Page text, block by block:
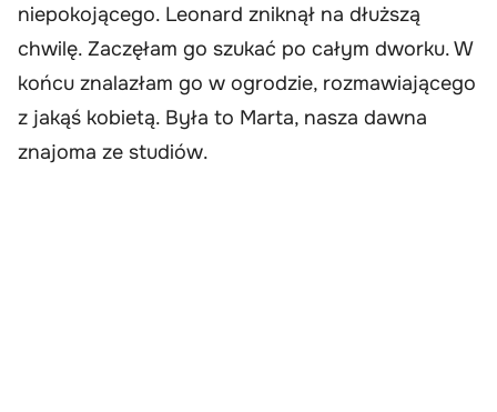
niepokojącego. Leonard zniknął na dłuższą
chwilę. Zaczęłam go szukać po całym dworku. W
końcu znalazłam go w ogrodzie, rozmawiającego
z jakąś kobietą. Była to Marta, nasza dawna
znajoma ze studiów.